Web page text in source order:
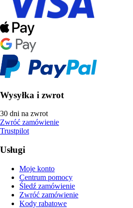
Wysyłka i zwrot
30 dni na zwrot
Zwróć zamówienie
Trustpilot
Usługi
Moje konto
Centrum pomocy
Śledź zamówienie
Zwróć zamówienie
Kody rabatowe